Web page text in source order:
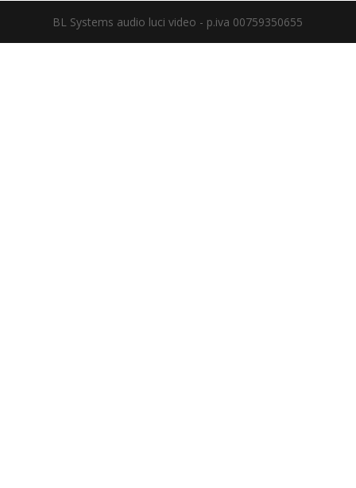
BL Systems audio luci video - p.iva 00759350655